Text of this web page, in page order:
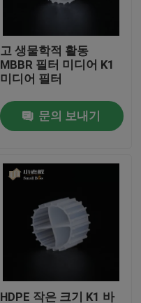
고 생물학적 활동
MBBR 필터 미디어 K1
미디어 필터
문의 보내기
HDPE 작은 크기 K1 바